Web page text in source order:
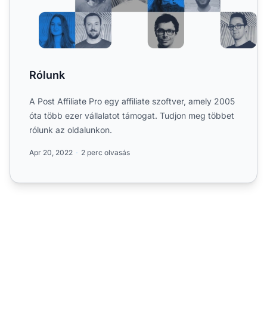
Rólunk
A Post Affiliate Pro egy affiliate szoftver, amely 2005
óta több ezer vállalatot támogat. Tudjon meg többet
rólunk az oldalunkon.
Apr 20, 2022 2 perc olvasás